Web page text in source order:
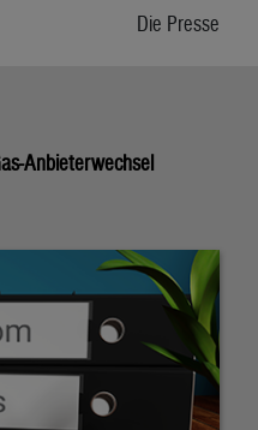
Die Presse
Anbieterwechsel